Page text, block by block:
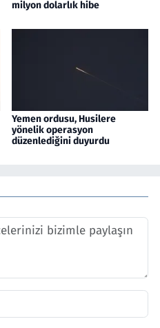
milyon dolarlık hibe
Yemen ordusu, Husilere
yönelik operasyon
düzenlediğini duyurdu